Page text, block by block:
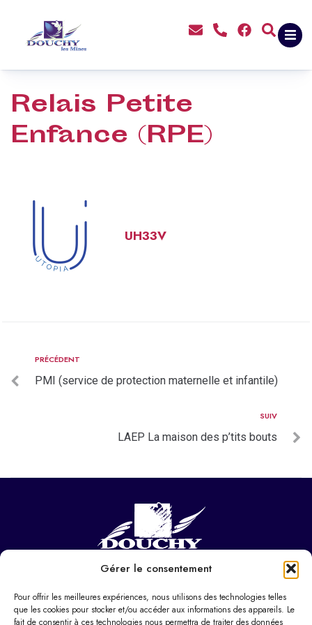
Gérer le consentement
Pour offrir les meilleures expériences, nous utilisons des technologies telles
que les cookies pour stocker et/ou accéder aux informations des appareils. Le
fait de consentir à ces technologies nous permettra de traiter des données
principal
Relais Petite
Enfance (RPE)
UH33V
PRÉCÉDENT
PMI (service de protection maternelle et infantile)
SUIV
LAEP La maison des p’tits bouts
NOUS CONTACTER
Hôtel de ville
37 Pl. Paul Eluard,